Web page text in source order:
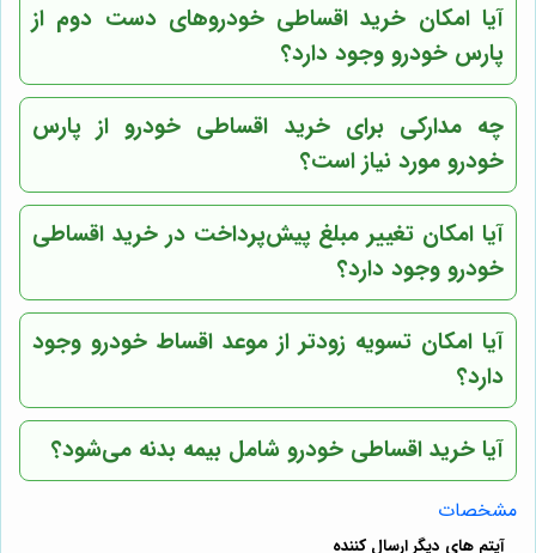
آیا امکان خرید اقساطی خودروهای دست دوم از
پارس خودرو وجود دارد؟
چه مدارکی برای خرید اقساطی خودرو از پارس
خودرو مورد نیاز است؟
آیا امکان تغییر مبلغ پیش‌پرداخت در خرید اقساطی
خودرو وجود دارد؟
آیا امکان تسویه زودتر از موعد اقساط خودرو وجود
دارد؟
آیا خرید اقساطی خودرو شامل بیمه بدنه می‌شود؟
مشخصات